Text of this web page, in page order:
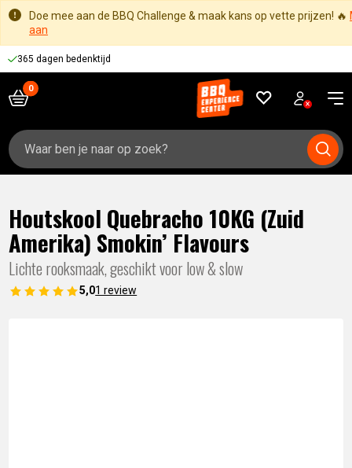
Doe mee aan de BBQ Challenge & maak kans op vette prijzen! 🔥
aan
365 dagen bedenktijd
Zoeken
naar:
Houtskool Quebracho 10KG (Zuid
Amerika) Smokin’ Flavours
Lichte rooksmaak, geschikt voor low & slow
5,01 review